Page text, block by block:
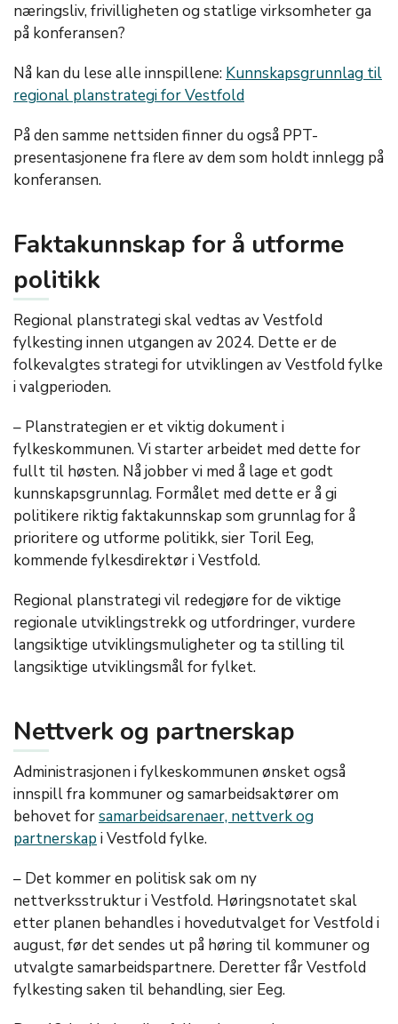
næringsliv, frivilligheten og statlige virksomheter ga
på konferansen?
Nå kan du lese alle innspillene: Kunnskapsgrunnlag til
regional planstrategi for Vestfold
På den samme nettsiden finner du også PPT-
presentasjonene fra flere av dem som holdt innlegg på
konferansen.
Faktakunnskap for å utforme
politikk
Regional planstrategi skal vedtas av Vestfold
fylkesting innen utgangen av 2024. Dette er de
folkevalgtes strategi for utviklingen av Vestfold fylke
i valgperioden.
– Planstrategien er et viktig dokument i
fylkeskommunen. Vi starter arbeidet med dette for
fullt til høsten. Nå jobber vi med å lage et godt
kunnskapsgrunnlag. Formålet med dette er å gi
politikere riktig faktakunnskap som grunnlag for å
prioritere og utforme politikk, sier Toril Eeg,
kommende fylkesdirektør i Vestfold.
Regional planstrategi vil redegjøre for de viktige
regionale utviklingstrekk og utfordringer, vurdere
langsiktige utviklingsmuligheter og ta stilling til
langsiktige utviklingsmål for fylket.
Nettverk og partnerskap
Administrasjonen i fylkeskommunen ønsket også
innspill fra kommuner og samarbeidsaktører om
behovet forsamarbeidsarenaer, nettverk og
partnerskap i Vestfold fylke.
– Det kommer en politisk sak om ny
nettverksstruktur i Vestfold. Høringsnotatet skal
etter planen behandles i hovedutvalget for Vestfold i
august, før det sendes ut på høring til kommuner og
utvalgte samarbeidspartnere. Deretter får Vestfold
fylkesting saken til behandling, sier Eeg.